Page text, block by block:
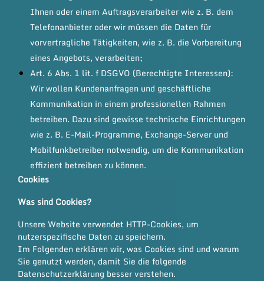
Ihnen oder einem Auftragsverarbeiter wie z. B. dem
Telefonanbieter oder wir müssen die Daten für
vorvertragliche Tätigkeiten, wie z. B. die Vorbereitung
eines Angebots, verarbeiten;
Art. 6 Abs. 1 lit. f DSGVO (Berechtigte Interessen):
Wir wollen Kundenanfragen und geschäftliche
Kommunikation in einem professionellen Rahmen
betreiben. Dazu sind gewisse technische Einrichtungen
wie z. B. E-Mail-Programme, Exchange-Server und
Mobilfunkbetreiber notwendig, um die Kommunikation
effizient betreiben zu können.
Cookies
Was sind Cookies?
Unsere Website verwendet HTTP-Cookies, um
nutzerspezifische Daten zu speichern.
Im Folgenden erklären wir, was Cookies sind und warum
Sie genutzt werden, damit Sie die folgende
Datenschutzerklärung besser verstehen.